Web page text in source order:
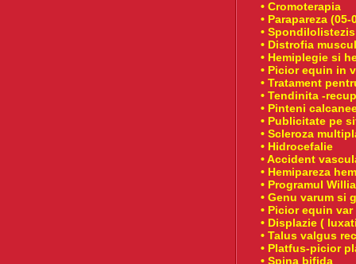
• Cromoterapia
• Parapareza
•
• Distrofia
• Hemiplegie si
• Picior equin in
• Tratament
• Tendinita -
• Pinteni
• Publicitate pe
• Scleroza
• Hidrocefalie
• Accident
• Hemipareza
• Programul
• Genu varum si
• Picior equin var
• Displazie (
• Talus valgus
• Platfus-picior
• Spina bifida